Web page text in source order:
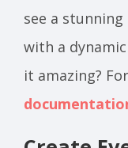
see a
with a
it amazing?